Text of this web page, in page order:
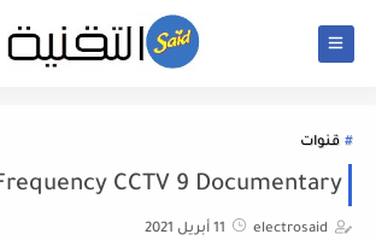
قنوات
CCTV 9 Documentary
electrosaid 11 أبريل 2021